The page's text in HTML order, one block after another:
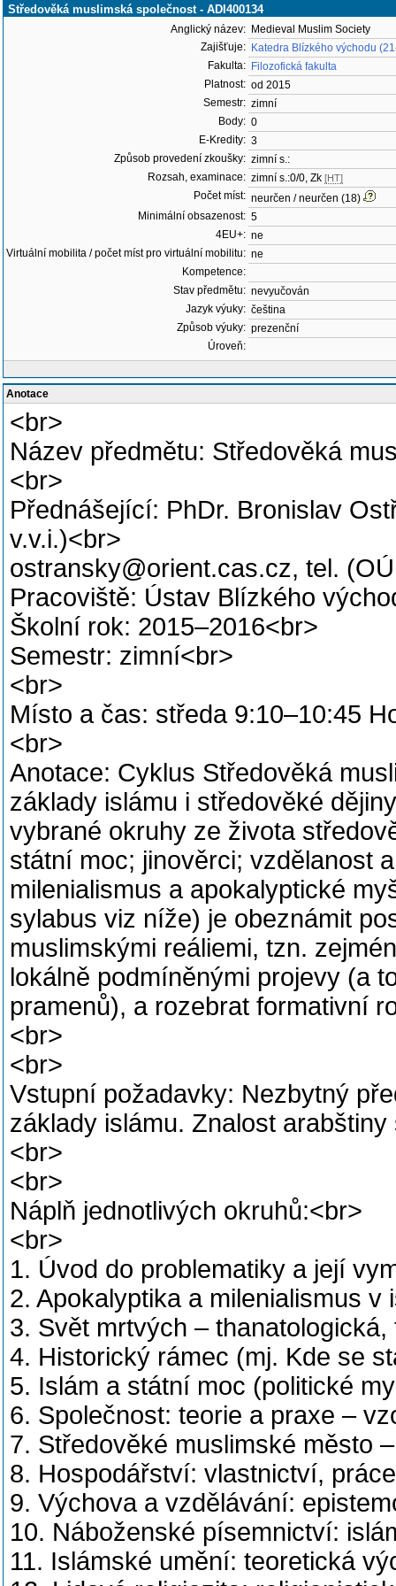
Středověká muslimská společnost - ADI400134
Anglický název: Medieval Muslim Society
Zajišťuje: Katedra Blízkého východu
Fakulta: Filozofická fakulta
Platnost: od 2015
Semestr: zimní
Body: 0
E-Kredity: 3
Způsob provedení zkoušky: zimní s.:
Rozsah, examinace: zimní s.:0/0, Zk [HT]
Počet míst: neurčen / neurčen (18)
Minimální obsazenost: 5
4EU+: ne
Virtuální mobilita / počet míst pro virtuální mobilitu: ne
Kompetence:
Stav předmětu: nevyučován
Jazyk výuky: čeština
Způsob výuky: prezenční
Úroveň:
Anotace
<br>
Název předmětu: Středověká
<br>
Přednášející: PhDr. Bronislav
v.v.i.)<br>
ostransky@orient.cas.cz, tel.
Pracoviště: Ústav Blízkého
Školní rok: 2015–2016<br>
Semestr: zimní<br>
<br>
Místo a čas: středa 9:10–10:45
<br>
Anotace: Cyklus Středověká
základy islámu i středověké
vybrané okruhy ze života
státní moc; jinověrci; vzdělanost
milenialismus a apokalyptické
sylabus viz níže) je obeznámit
muslimskými reáliemi, tzn.
lokálně podmíněnými projevy (a
pramenů), a rozebrat formativní
<br>
<br>
Vstupní požadavky: Nezbytný
základy islámu. Znalost
<br>
<br>
Náplň jednotlivých okruhů:<br>
<br>
1. Úvod do problematiky a její
2. Apokalyptika a milenialismus v
3. Svět mrtvých –
4. Historický rámec (mj. Kde se
5. Islám a státní moc (politické
6. Společnost: teorie a praxe –
7. Středověké muslimské město
8. Hospodářství: vlastnictví,
9. Výchova a vzdělávání:
10. Náboženské písemnictví:
11. Islámské umění: teoretická